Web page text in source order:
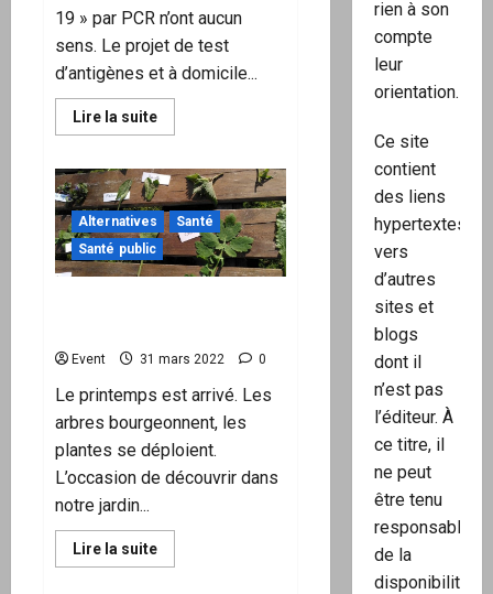
19 » par PCR n’ont aucun
sens. Le projet de test
d’antigènes et à domicile...
Lire la suiteEn
savoir
Le
plus
gros
mensonge
de
l’histoire:
La
Il
a
eu
de
pandémie.
Les
mandats
compris
le
vaccin,
Alternatives
Santé
Santé public
Event 31 mars 2022 0
Le printemps est arrivé. Les
arbres bourgeonnent, les
plantes se déploient.
L’occasion de découvrir dans
notre jardin...
Lire la suiteEn
savoir
rien à son
compte
leur
orientation.
Ce site
contient
des liens
hypertextes
vers
d’autres
sites et
blogs
dont il
n’est pas
l’éditeur. À
ce titre, il
ne peut
être tenu
responsable
de la
disponibilité